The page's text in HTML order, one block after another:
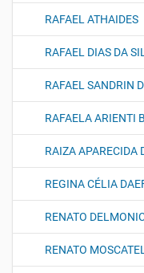
RAFAEL ATHAIDES
RAFAEL DIAS DA
RAFAEL SANDRIN
RAFAELA ARIENTI
RAIZA APARECIDA
REGINA CÉLIA
RENATO
RENATO